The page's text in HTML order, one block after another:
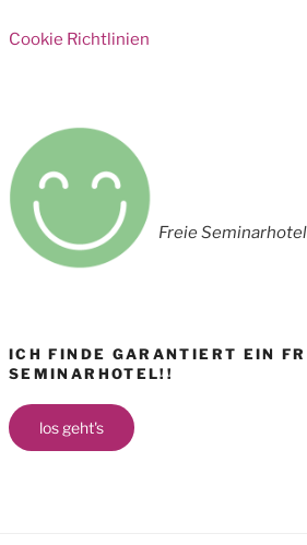
Cookie Richtlinien
Freie
ICH FINDE GARANTIERT EIN
SEMINARHOTEL!!
los geht's